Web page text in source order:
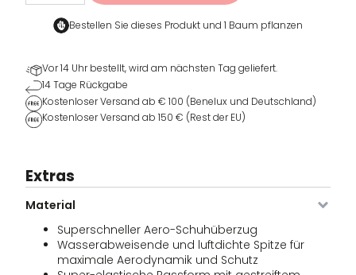
Bestellen Sie dieses Produkt und 1 Baum pflanzen
Vor 14 Uhr bestellt, wird am nächsten Tag geliefert.
14 Tage Rückgabe
Kostenloser Versand ab € 100 (Benelux und Deutschland)
Kostenloser Versand ab 150 € (Rest der EU)
Extras
Material
Superschneller Aero-Schuhüberzug
Wasserabweisende und luftdichte Spitze für
maximale Aerodynamik und Schutz